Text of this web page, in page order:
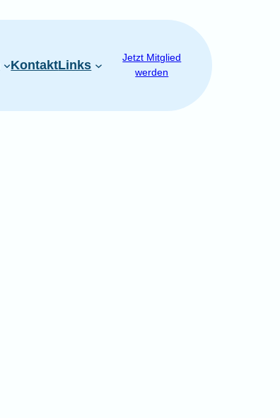
KontaktLinks
Jetzt Mitglied
werden